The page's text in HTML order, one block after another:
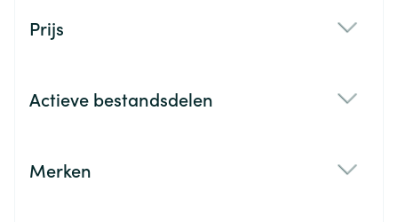
Prijs
Actieve bestandsdelen
Merken